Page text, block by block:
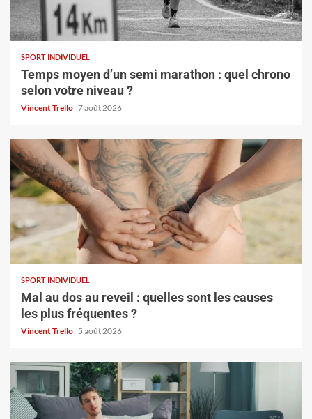
SPORT INDIVIDUEL
Temps moyen d’un semi marathon : quel chrono
selon votre niveau ?
Vincent Trello 7 août 2026
SPORT INDIVIDUEL
Mal au dos au reveil : quelles sont les causes
les plus fréquentes ?
Vincent Trello 5 août 2026